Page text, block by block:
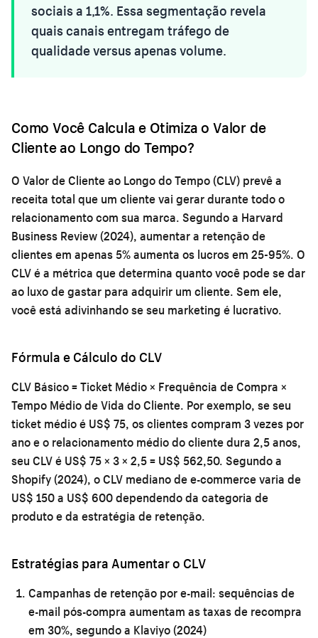
sociais a 1,1%. Essa segmentação revela
quais canais entregam tráfego de
qualidade versus apenas volume.
Como Você Calcula e Otimiza o Valor de
Cliente ao Longo do Tempo?
O Valor de Cliente ao Longo do Tempo (CLV) prevê a
receita total que um cliente vai gerar durante todo o
relacionamento com sua marca. Segundo a Harvard
Business Review (2024), aumentar a retenção de
clientes em apenas 5% aumenta os lucros em 25-95%. O
CLV é a métrica que determina quanto você pode se dar
ao luxo de gastar para adquirir um cliente. Sem ele,
você está adivinhando se seu marketing é lucrativo.
Fórmula e Cálculo do CLV
CLV Básico = Ticket Médio × Frequência de Compra ×
Tempo Médio de Vida do Cliente. Por exemplo, se seu
ticket médio é US$ 75, os clientes compram 3 vezes por
ano e o relacionamento médio do cliente dura 2,5 anos,
seu CLV é US$ 75 × 3 × 2,5 = US$ 562,50. Segundo a
Shopify (2024), o CLV mediano de e-commerce varia de
US$ 150 a US$ 600 dependendo da categoria de
produto e da estratégia de retenção.
Estratégias para Aumentar o CLV
Campanhas de retenção por e-mail: sequências de
e-mail pós-compra aumentam as taxas de recompra
em 30%, segundo a Klaviyo (2024)